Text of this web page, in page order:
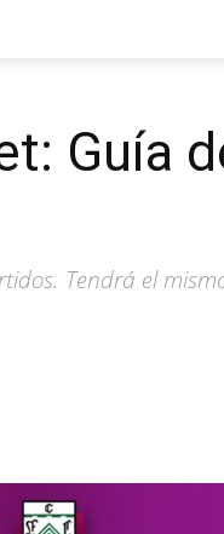
Guía
Tendrá el